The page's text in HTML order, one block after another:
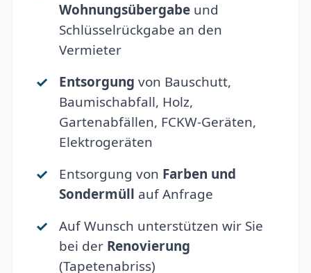
Wohnungsübergabeund
Schlüsselrückgabe an den
Vermieter
Entsorgung von Bauschutt,
Baumischabfall, Holz,
Gartenabfällen, FCKW-Geräten,
Elektrogeräten
Entsorgung von Farben und
Sondermüll auf Anfrage
Auf Wunsch unterstützen wir Sie
bei der Renovierung
(Tapetenabriss)